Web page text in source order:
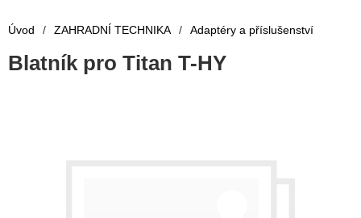
Úvod / ZAHRADNÍ TECHNIKA / Adaptéry a příslušenství
Blatník pro Titan T-HY